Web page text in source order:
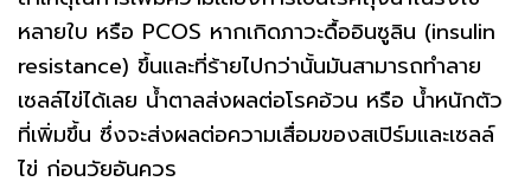
หลายใบ หรือ PCOS หากเกิดภาวะดื้ออินซูลิน (insulin
resistance) ขึ้นและที่ร้ายไปกว่านั้นมันสามารถทำลาย
เซลล์ไข่ได้เลย น้ำตาลส่งผลต่อโรคอ้วน หรือ น้ำหนักตัว
ที่เพิ่มขึ้น ซึ่งจะส่งผลต่อความเสื่อมของสเปิร์มและเซลล์
ไข่ ก่อนวัยอันควร